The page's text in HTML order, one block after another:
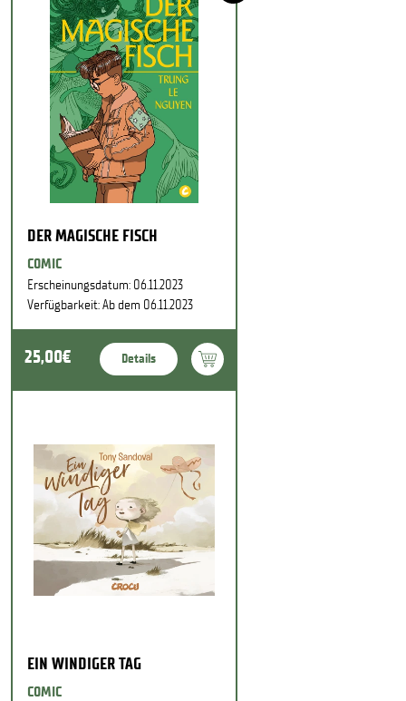
DER MAGISCHE FISCH
COMIC
Erscheinungsdatum: 06.11.2023
Verfügbarkeit: Ab dem 06.11.2023
25,00€ Details
EIN WINDIGER TAG
COMIC